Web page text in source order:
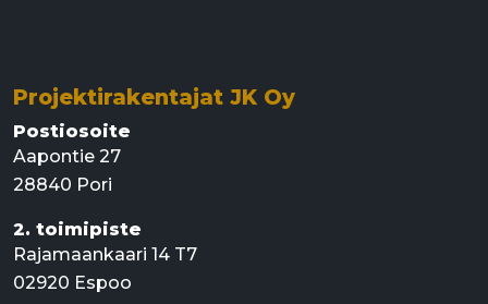
Projektirakentajat JK Oy
Postiosoite
Aapontie 27
28840 Pori
2. toimipiste
Rajamaankaari 14 T7
02920 Espoo